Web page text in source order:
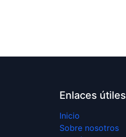
Enlaces útiles
Inicio
Sobre nosotros